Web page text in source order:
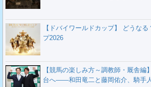
【ドバイワールドカップ】 どうな
プ2026
【競馬の楽しみ方～調教師・厩舎編
台へ――和田竜二と藤岡佑介、騎手